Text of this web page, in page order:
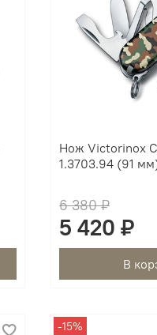
Нож Victorinox
1.3703.94 (91
6 380 ₽
5 420 ₽
В
-15%